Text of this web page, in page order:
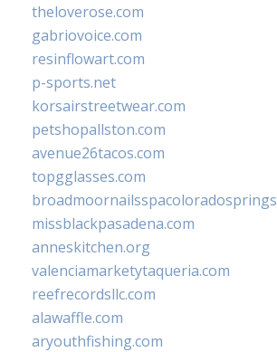
theloverose.com
gabriovoice.com
resinflowart.com
p-sports.net
korsairstreetwear.com
petshopallston.com
avenue26tacos.com
topgglasses.com
missblackpasadena.com
anneskitchen.org
valenciamarketytaqueria.com
reefrecordsllc.com
alawaffle.com
aryouthfishing.com